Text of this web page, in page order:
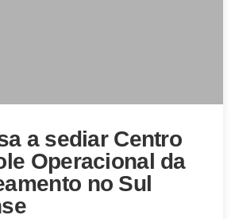
a sediar Centro
Operacional da
no Sul